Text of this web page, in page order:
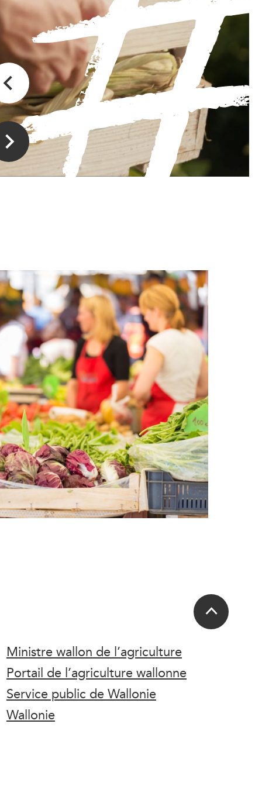
Magasin à la ferme
Ministre wallon de l’agriculture
Portail de l’agriculture wallonne
Service public de Wallonie
Wallonie